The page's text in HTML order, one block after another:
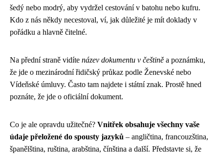
šedý nebo modrý, aby vydržel cestování v batohu nebo kufru.
Kdo z nás někdy necestoval, ví, jak důležité je mít doklady v
pořádku a hlavně čitelné.
Na přední straně vidíte název dokumentu v češtině a poznámku,
že jde o mezinárodní řidičský průkaz podle Ženevské nebo
Vídeňské úmluvy. Často tam najdete i státní znak. Prostě hned
poznáte, že jde o oficiální dokument.
Co je ale opravdu užitečné? Vnitřek obsahuje všechny vaše
údaje přeložené do spousty jazyků – angličtina, francouzština,
španělština, ruština, arabština, čínština a další. Představte si, že